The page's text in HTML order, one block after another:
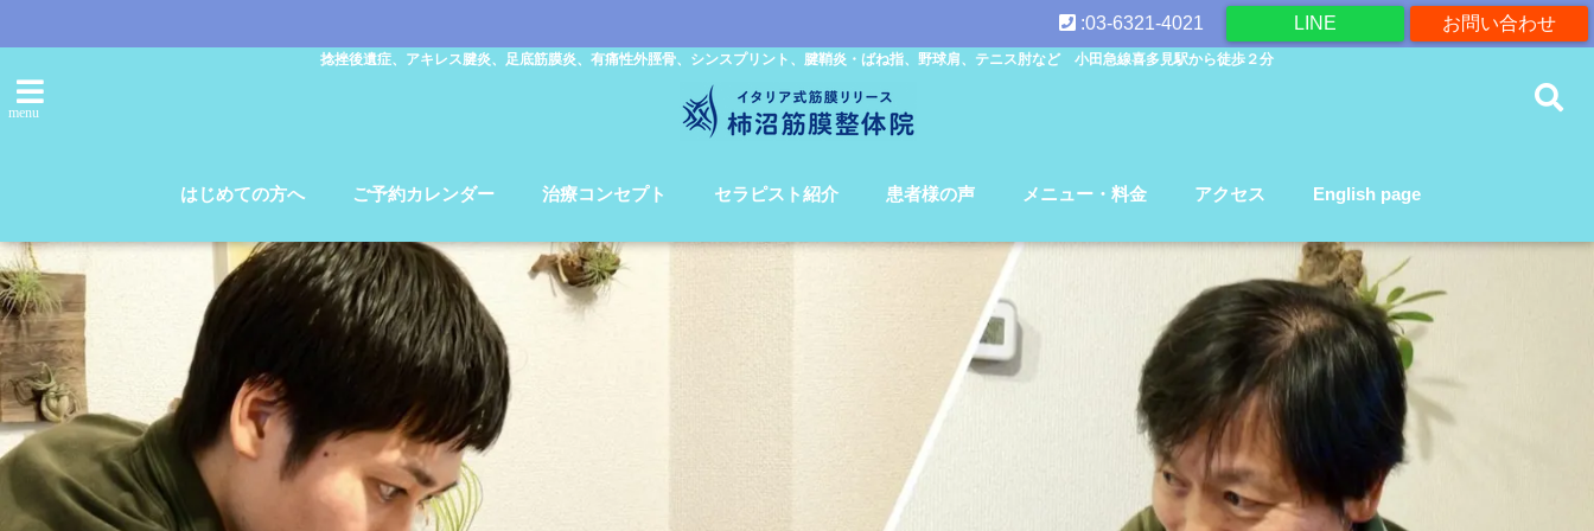
お問い合わせ
LINE
:03-6321-4021
捻挫後遺症、アキレス腱炎、足底筋膜炎、有痛性外脛骨、シンスプリント、腱鞘炎・ばね指、野球肩、テニス肘など 小田急線喜多見駅から徒歩２分
menu
はじめての方へ ご予約カレンダー 治療コンセプト セラピスト紹介 患者様の声 メニュー・料金 アクセス English page